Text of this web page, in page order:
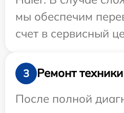
мы обеспечим
счет в сервисный
3
Ремонт техники
После полной